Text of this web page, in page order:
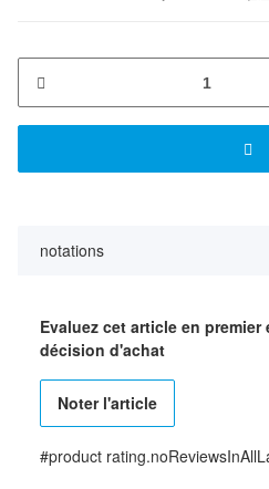
notations
Evaluez cet article en
décision d'achat
Noter l'article
#product